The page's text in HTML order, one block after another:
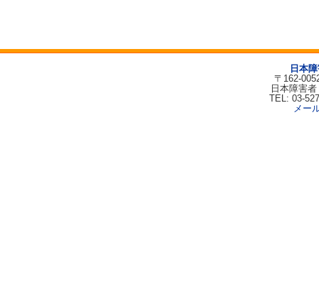
日本
〒162-
日本障害
TEL: 03-
メー